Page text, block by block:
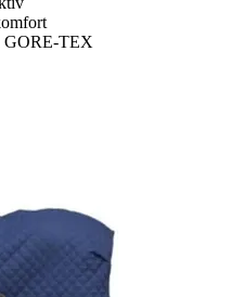
GORE-TEX